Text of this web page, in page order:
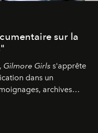
sur la
Gilmore Girls s'apprête
dans un
archives
d'un phénomène